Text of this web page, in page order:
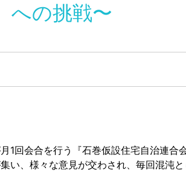
への挑戦〜
1回会合を行う『石巻仮設住宅自治連合会
い、様々な意見が交わされ、毎回混沌と